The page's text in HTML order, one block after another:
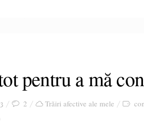
pentru a mă
2 Trăiri afective ale mele